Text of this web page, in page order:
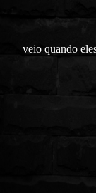
veio quando